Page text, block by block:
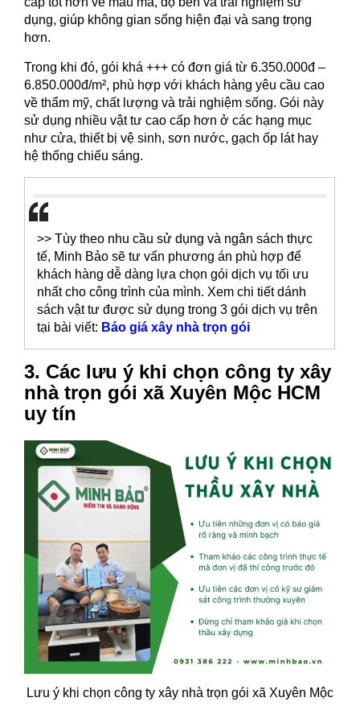
dụng, giúp không gian sống hiện đại và sang trọng
hơn.
Trong khi đó, gói khá +++ có đơn giá từ 6.350.000đ –
6.850.000đ/m², phù hợp với khách hàng yêu cầu cao
về thẩm mỹ, chất lượng và trải nghiệm sống. Gói này
sử dụng nhiều vật tư cao cấp hơn ở các hạng mục
như cửa, thiết bị vệ sinh, sơn nước, gạch ốp lát hay
hệ thống chiếu sáng.
>> Tùy theo nhu cầu sử dụng và ngân sách thực
tế, Minh Bảo sẽ tư vấn phương án phù hợp để
khách hàng dễ dàng lựa chọn gói dịch vụ tối ưu
nhất cho công trình của mình. Xem chi tiết dánh
sách vật tư được sử dụng trong 3 gói dịch vụ trên
tại bài viết: Báo giá xây nhà trọn gói
3. Các lưu ý khi chọn công ty xây
nhà trọn gói xã Xuyên Mộc HCM
uy tín
Lưu ý khi chọn công ty xây nhà trọn gói xã Xuyên Mộc